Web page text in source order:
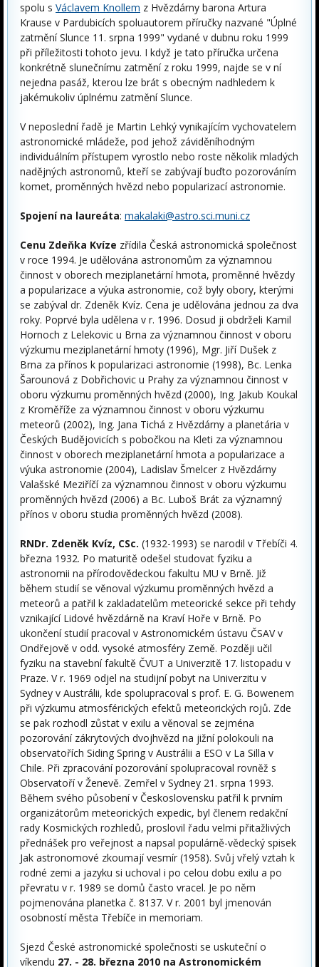
spolu s Václavem Knollem z Hvězdárny barona Artura
Krause v Pardubicích spoluautorem příručky nazvané "Úplné
zatmění Slunce 11. srpna 1999" vydané v dubnu roku 1999
při příležitosti tohoto jevu. I když je tato příručka určena
konkrétně slunečnímu zatmění z roku 1999, najde se v ní
nejedna pasáž, kterou lze brát s obecným nadhledem k
jakémukoliv úplnému zatmění Slunce.
V neposlední řadě je Martin Lehký vynikajícím vychovatelem
astronomické mládeže, pod jehož záviděníhodným
individuálním přístupem vyrostlo nebo roste několik mladých
nadějných astronomů, kteří se zabývají buďto pozorováním
komet, proměnných hvězd nebo popularizací astronomie.
Spojení na laureáta: makalaki@astro.sci.muni.cz
Cenu Zdeňka Kvíze zřídila Česká astronomická společnost
v roce 1994. Je udělována astronomům za významnou
činnost v oborech meziplanetární hmota, proměnné hvězdy
a popularizace a výuka astronomie, což byly obory, kterými
se zabýval dr. Zdeněk Kvíz. Cena je udělována jednou za dva
roky. Poprvé byla udělena v r. 1996. Dosud ji obdrželi Kamil
Hornoch z Lelekovic u Brna za významnou činnost v oboru
výzkumu meziplanetární hmoty (1996), Mgr. Jiří Dušek z
Brna za přínos k popularizaci astronomie (1998), Bc. Lenka
Šarounová z Dobřichovic u Prahy za významnou činnost v
oboru výzkumu proměnných hvězd (2000), Ing. Jakub Koukal
z Kroměříže za významnou činnost v oboru výzkumu
meteorů (2002), Ing. Jana Tichá z Hvězdárny a planetária v
Českých Budějovicích s pobočkou na Kleti za významnou
činnost v oborech meziplanetární hmota a popularizace a
výuka astronomie (2004), Ladislav Šmelcer z Hvězdárny
Valašské Meziříčí za významnou činnost v oboru výzkumu
proměnných hvězd (2006) a Bc. Luboš Brát za významný
přínos v oboru studia proměnných hvězd (2008).
RNDr. Zdeněk Kvíz, CSc. (1932-1993) se narodil v Třebíči 4.
března 1932. Po maturitě odešel studovat fyziku a
astronomii na přírodovědeckou fakultu MU v Brně. Již
během studií se věnoval výzkumu proměnných hvězd a
meteorů a patřil k zakladatelům meteorické sekce při tehdy
vznikající Lidové hvězdárně na Kraví Hoře v Brně. Po
ukončení studií pracoval v Astronomickém ústavu ČSAV v
Ondřejově v odd. vysoké atmosféry Země. Později učil
fyziku na stavební fakultě ČVUT a Univerzitě 17. listopadu v
Praze. V r. 1969 odjel na studijní pobyt na Univerzitu v
Sydney v Austrálii, kde spolupracoval s prof. E. G. Bowenem
při výzkumu atmosférických efektů meteorických rojů. Zde
se pak rozhodl zůstat v exilu a věnoval se zejména
pozorování zákrytových dvojhvězd na jižní polokouli na
observatořích Siding Spring v Austrálii a ESO v La Silla v
Chile. Při zpracování pozorování spolupracoval rovněž s
Observatoří v Ženevě. Zemřel v Sydney 21. srpna 1993.
Během svého působení v Československu patřil k prvním
organizátorům meteorických expedic, byl členem redakční
rady Kosmických rozhledů, proslovil řadu velmi přitažlivých
přednášek pro veřejnost a napsal populárně-vědecký spisek
Jak astronomové zkoumají vesmír (1958). Svůj vřelý vztah k
rodné zemi a jazyku si uchoval i po celou dobu exilu a po
převratu v r. 1989 se domů často vracel. Je po něm
pojmenována planetka č. 8137. V r. 2001 byl jmenován
osobností města Třebíče in memoriam.
Sjezd České astronomické společnosti se uskuteční o
víkendu 27. - 28. března 2010 na Astronomickém